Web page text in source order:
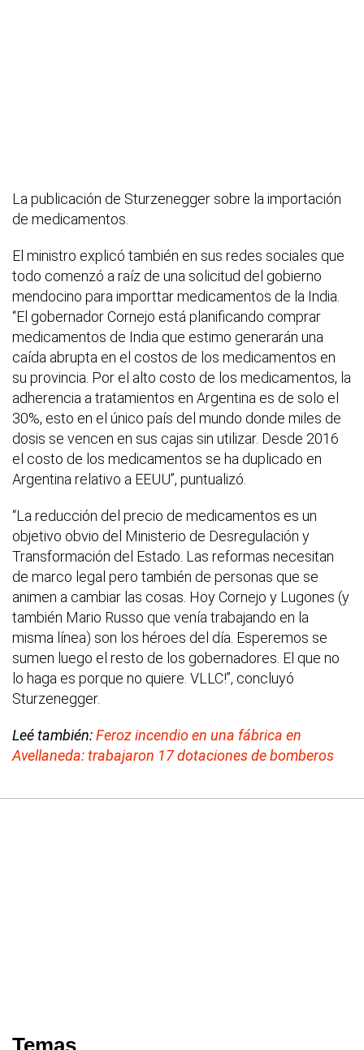
La publicación de Sturzenegger sobre la importación
de medicamentos.
El ministro explicó también en sus redes sociales que
todo comenzó a raíz de una solicitud del gobierno
mendocino para importtar medicamentos de la India.
“El gobernador Cornejo está planificando comprar
medicamentos de India que estimo generarán una
caída abrupta en el costos de los medicamentos en
su provincia. Por el alto costo de los medicamentos, la
adherencia a tratamientos en Argentina es de solo el
30%, esto en el único país del mundo donde miles de
dosis se vencen en sus cajas sin utilizar. Desde 2016
el costo de los medicamentos se ha duplicado en
Argentina relativo a EEUU”, puntualizó.
“La reducción del precio de medicamentos es un
objetivo obvio del Ministerio de Desregulación y
Transformación del Estado. Las reformas necesitan
de marco legal pero también de personas que se
animen a cambiar las cosas. Hoy Cornejo y Lugones (y
también Mario Russo que venía trabajando en la
misma línea) son los héroes del día. Esperemos se
sumen luego el resto de los gobernadores. El que no
lo haga es porque no quiere. VLLC!”, concluyó
Sturzenegger.
Leé también:Feroz incendio en una fábrica en
Avellaneda: trabajaron 17 dotaciones de bomberos
Temas